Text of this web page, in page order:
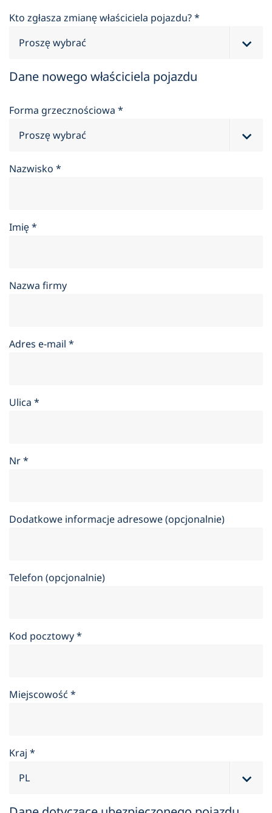
Kto zgłasza zmianę właściciela pojazdu?*
Dane nowego właściciela pojazdu
Forma grzecznościowa *
Nazwisko *
Imię*
Nazwa firmy
Adres e-mail *
Ulica *
Nr*
Dodatkowe informacje adresowe (opcjonalnie)
Telefon (opcjonalnie)
Kod pocztowy*
Miejscowość *
Kraj *